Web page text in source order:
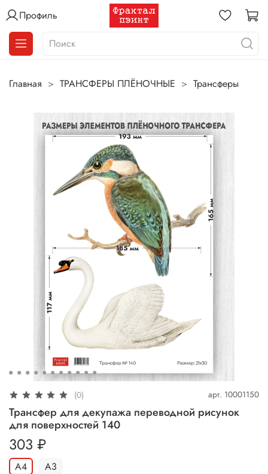
Профиль
Главная ТРАНСФЕРЫ ПЛЁНОЧНЫЕ Трансферы
(0) арт. 10001150
Трансфер для декупажа переводной рисунок
для поверхностей 140
303 ₽
А4 А3